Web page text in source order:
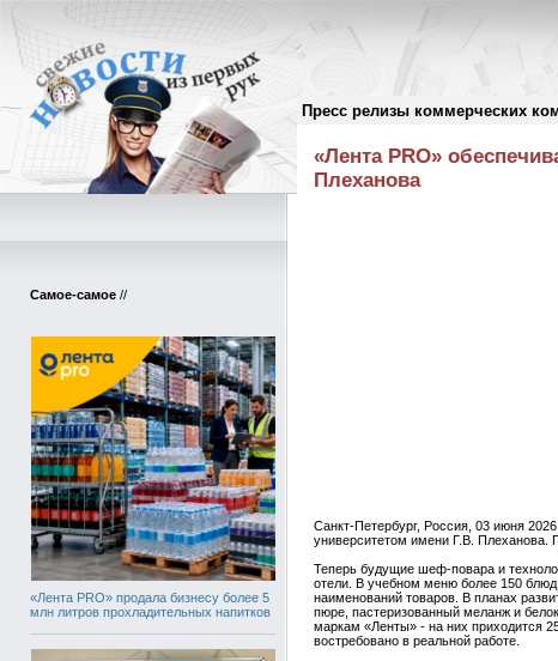
Пресс релизы коммерческих
Самое-самое //
«Лента PRO» продала бизнесу более 5
млн литров прохладительных напитков
Пресс-релизы//
«Лента PRO»
Плеханова
Санкт-Петербург, Россия, 03 июня
университетом имени Г.В. Плеханова.
Теперь будущие шеф-повара и
отели. В учебном меню более 150
наименований товаров. В планах
пюре, пастеризованный меланж и
маркам «Ленты» - на них приходится
востребовано в реальной работе.